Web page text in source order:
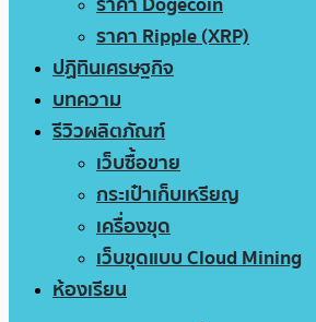
ราคา Ripple (XRP)
ปฏิทินเศรษฐกิจ
บทความ
รีวิวผลิตภัณฑ์
เว็บซื้อขาย
กระเป๋าเก็บเหรียญ
เครื่องขุด
เว็บขุดแบบ Cloud Mining
ห้องเรียน